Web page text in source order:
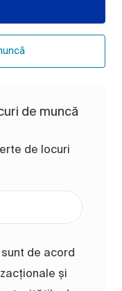
de muncă
de locuri
de acord
și